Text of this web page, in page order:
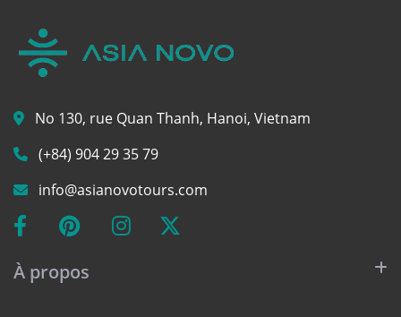
No 130, rue Quan Thanh, Hanoi, Vietnam
(+84) 904 29 35 79
info@asianovotours.com
À propos